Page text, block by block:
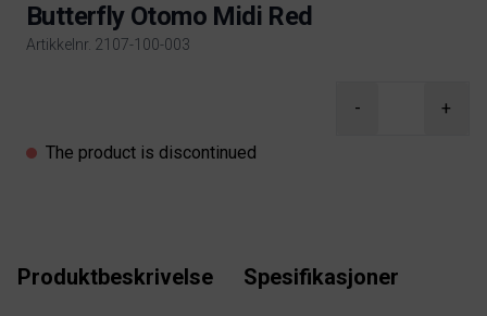
Butterfly Otomo Midi Red
Artikkelnr. 2107-100-003
- +
The product is discontinued
Produktbeskrivelse Spesifikasjoner